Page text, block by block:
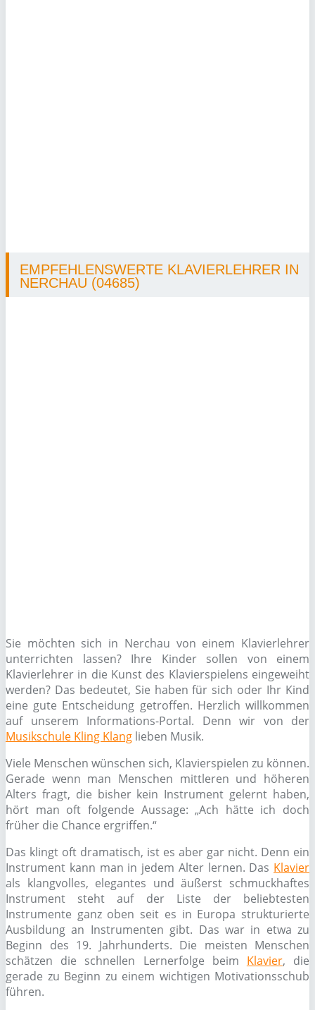
EMPFEHLENSWERTE KLAVIERLEHRER IN
NERCHAU (04685)
Sie möchten sich in Nerchau von einem Klavierlehrer
unterrichten lassen? Ihre Kinder sollen von einem
Klavierlehrer in die Kunst des Klavierspielens eingeweiht
werden? Das bedeutet, Sie haben für sich oder Ihr Kind
eine gute Entscheidung getroffen. Herzlich willkommen
auf unserem Informations-Portal. Denn wir von der
Musikschule Kling Klang lieben Musik.
Viele Menschen wünschen sich, Klavierspielen zu können.
Gerade wenn man Menschen mittleren und höheren
Alters fragt, die bisher kein Instrument gelernt haben,
hört man oft folgende Aussage: „Ach hätte ich doch
früher die Chance ergriffen.“
Das klingt oft dramatisch, ist es aber gar nicht. Denn ein
Instrument kann man in jedem Alter lernen. Das Klavier
als klangvolles, elegantes und äußerst schmuckhaftes
Instrument steht auf der Liste der beliebtesten
Instrumente ganz oben seit es in Europa strukturierte
Ausbildung an Instrumenten gibt. Das war in etwa zu
Beginn des 19. Jahrhunderts. Die meisten Menschen
schätzen die schnellen Lernerfolge beim Klavier, die
gerade zu Beginn zu einem wichtigen Motivationsschub
führen.